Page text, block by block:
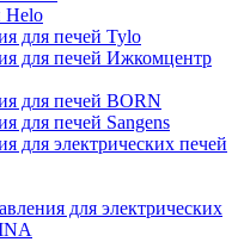
Helo
для печей Tylo
для печей Ижкомцентр
для печей BORN
для печей Sangens
для электрических печей
для электрических